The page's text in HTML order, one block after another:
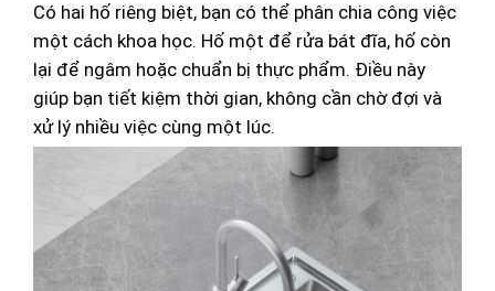
Có hai hố riêng biệt, bạn có thể phân chia công việc
một cách khoa học. Hố một để rửa bát đĩa, hố còn
lại để ngâm hoặc chuẩn bị thực phẩm. Điều này
giúp bạn tiết kiệm thời gian, không cần chờ đợi và
xử lý nhiều việc cùng một lúc.